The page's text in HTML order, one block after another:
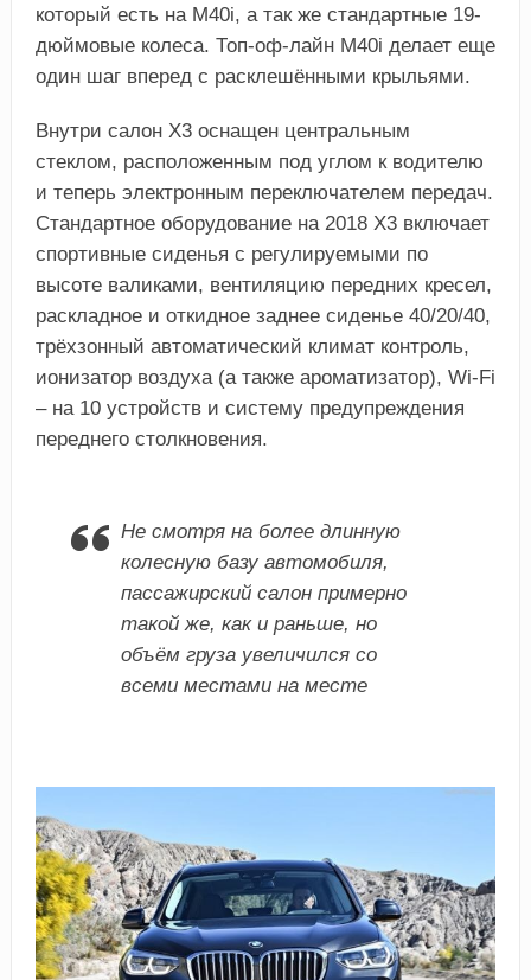
который есть на М40i, а так же стандартные 19-
дюймовые колеса. Топ-оф-лайн М40i делает еще
один шаг вперед с расклешёнными крыльями.
Внутри салон Х3 оснащен центральным
стеклом, расположенным под углом к водителю
и теперь электронным переключателем передач.
Стандартное оборудование на 2018 Х3 включает
спортивные сиденья с регулируемыми по
высоте валиками, вентиляцию передних кресел,
раскладное и откидное заднее сиденье 40/20/40,
трёхзонный автоматический климат контроль,
ионизатор воздуха (а также ароматизатор), Wi-Fi
– на 10 устройств и систему предупреждения
переднего столкновения.
Не смотря на более длинную
колесную базу автомобиля,
пассажирский салон примерно
такой же, как и раньше, но
объём груза увеличился со
всеми местами на месте